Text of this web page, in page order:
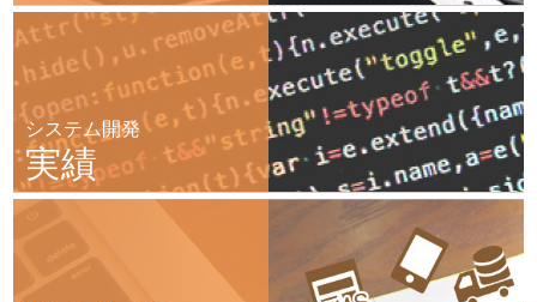
システム開発
実績